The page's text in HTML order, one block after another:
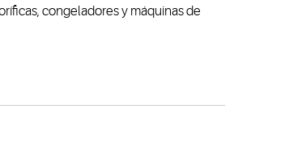
congeladores y máquinas de